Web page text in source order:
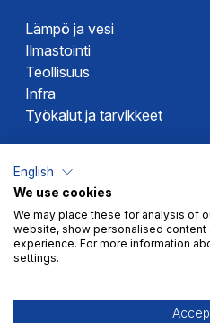
Lämpö ja vesi
Ilmastointi
Teollisuus
Infra
Työkalut ja tarvikkeet
Altech
Alterna
Novipro
Votec
English
We use cookies
We may place these for analysis of
website, show personalised
experience. For more information
settings.